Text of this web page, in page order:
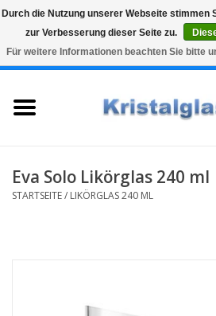
Snelle levering
Karaffen
Eva Solo Likörglas 240 ml
STARTSEITE/ LIKÖRGLAS 240 ML
Durch die Nutzung unserer Webseite stimmen
zur Verbesserung dieser Seite zu.
Für weitere Informationen beachten Sie bitte